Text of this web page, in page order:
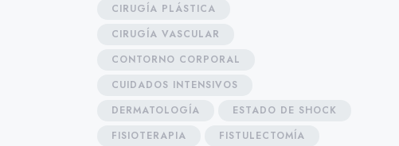
CIRUGÍA PLÁSTICA
CIRUGÍA VASCULAR
CONTORNO CORPORAL
CUIDADOS INTENSIVOS
DERMATOLOGÍA
ESTADO DE SHOCK
FISIOTERAPIA
FISTULECTOMÍA